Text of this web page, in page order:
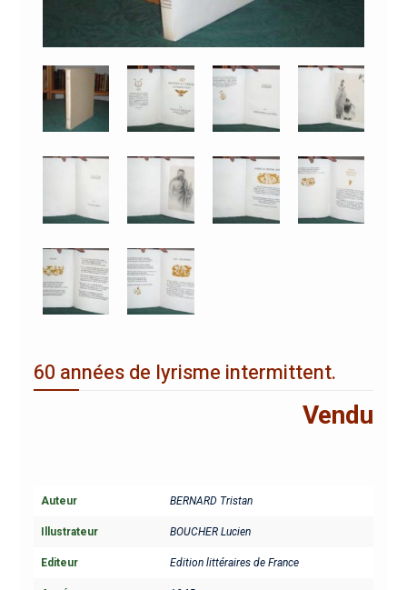
60 années de lyrisme intermittent.
Vendu
Auteur BERNARD Tristan
Illustrateur BOUCHER Lucien
Editeur Edition littéraires de France